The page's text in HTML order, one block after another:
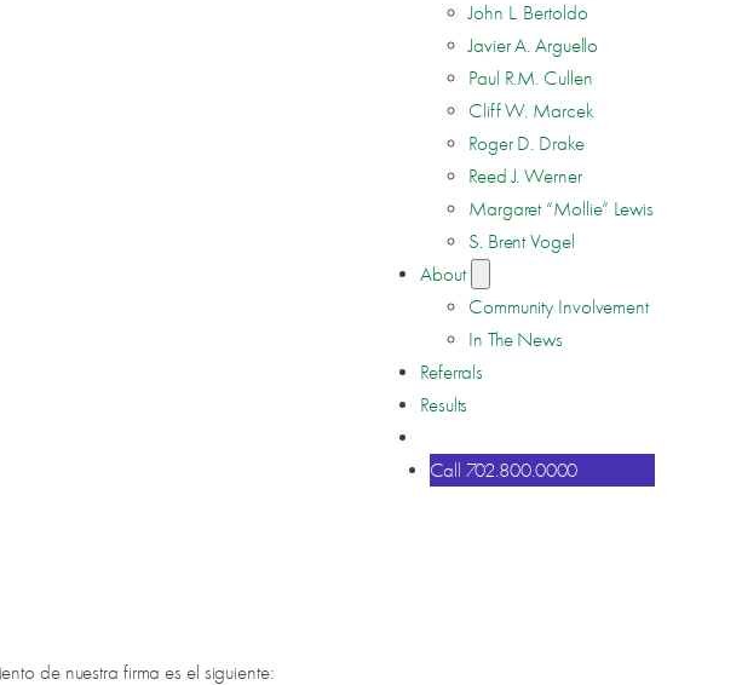
John L. Bertoldo
Javier A. Arguello
Paul R.M. Cullen
Cliff W. Marcek
Roger D. Drake
Reed J. Werner
Margaret “Mollie” Lewis
S. Brent Vogel
About
Community Involvement
In The News
Referrals
Results
Call 702.800.0000
de nuestra firma es el siguiente: